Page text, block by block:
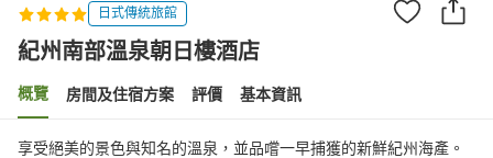
日式傳統旅館
紀州南部溫泉朝日樓酒店
概覽 房間及住宿方案 評價 基本資訊
享受絕美的景色與知名的溫泉，並品嚐一早捕獲的新鮮紀州海產。